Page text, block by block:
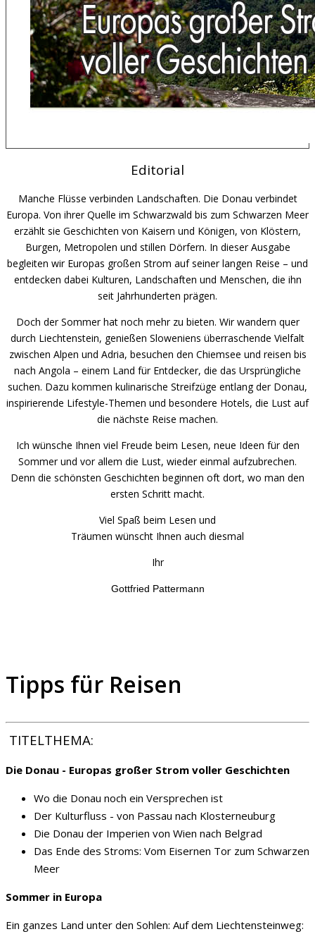
Editorial
Manche Flüsse verbinden Landschaften. Die Donau verbindet
Europa. Von ihrer Quelle im Schwarzwald bis zum Schwarzen Meer
erzählt sie Geschichten von Kaisern und Königen, von Klöstern,
Burgen, Metropolen und stillen Dörfern. In dieser Ausgabe
begleiten wir Europas großen Strom auf seiner langen Reise – und
entdecken dabei Kulturen, Landschaften und Menschen, die ihn
seit Jahrhunderten prägen.
Doch der Sommer hat noch mehr zu bieten. Wir wandern quer
durch Liechtenstein, genießen Sloweniens überraschende Vielfalt
zwischen Alpen und Adria, besuchen den Chiemsee und reisen bis
nach Angola – einem Land für Entdecker, die das Ursprüngliche
suchen. Dazu kommen kulinarische Streifzüge entlang der Donau,
inspirierende Lifestyle-Themen und besondere Hotels, die Lust auf
die nächste Reise machen.
Ich wünsche Ihnen viel Freude beim Lesen, neue Ideen für den
Sommer und vor allem die Lust, wieder einmal aufzubrechen.
Denn die schönsten Geschichten beginnen oft dort, wo man den
ersten Schritt macht.
Viel Spaß beim Lesen und
Träumen wünscht Ihnen auch diesmal
Ihr
Gottfried Pattermann
Tipps für Reisen
TITELTHEMA:
Die Donau - Europas großer Strom voller Geschichten
Wo die Donau noch ein Versprechen ist
Der Kulturfluss - von Passau nach Klosterneuburg
Die Donau der Imperien von Wien nach Belgrad
Das Ende des Stroms: Vom Eisernen Tor zum Schwarzen
Meer
Sommer in Europa
Ein ganzes Land unter den Sohlen: Auf dem Liechtensteinweg: